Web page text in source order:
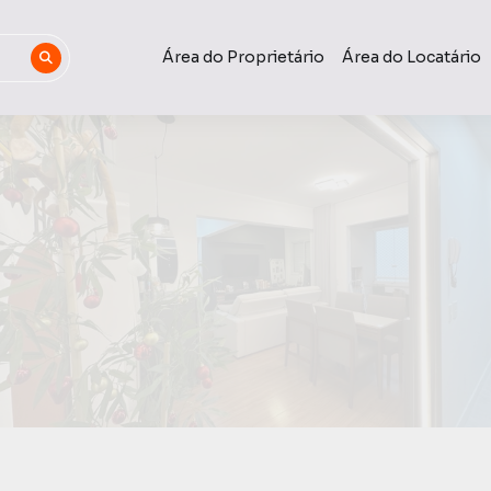
Área do Proprietário Área do Locatário